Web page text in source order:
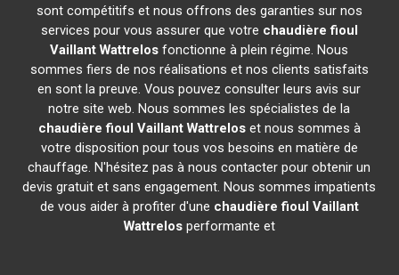
sont compétitifs et nous offrons des garanties sur nos
services pour vous assurer que votre chaudière fioul
Vaillant Wattrelos fonctionne à plein régime. Nous
sommes fiers de nos réalisations et nos clients satisfaits
en sont la preuve. Vous pouvez consulter leurs avis sur
notre site web. Nous sommes les spécialistes de la
chaudière fioul Vaillant Wattreloset nous sommes à
votre disposition pour tous vos besoins en matière de
chauffage. N'hésitez pas à nous contacter pour obtenir un
devis gratuit et sans engagement. Nous sommes impatients
de vous aider à profiter d'une chaudière fioul Vaillant
Wattrelosperformante et